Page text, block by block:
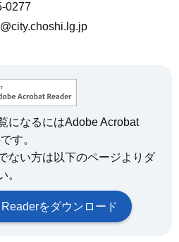
0277
になるにはAdobe Acrobat
す。
ない方は以下のページよりダ
。
をダウンロード